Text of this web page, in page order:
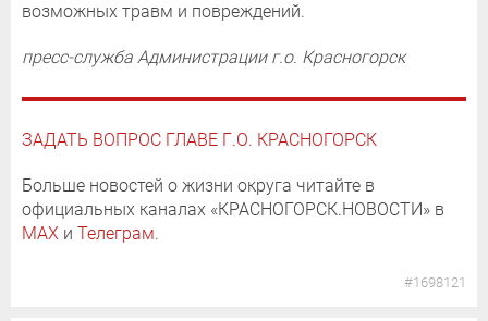
возможных травм и повреждений.
пресс-служба Администрации г.о. Красногорск
ЗАДАТЬ ВОПРОС ГЛАВЕ Г.О. КРАСНОГОРСК
Больше новостей о жизни округа читайте в
официальных каналах «КРАСНОГОРСК.НОВОСТИ» в
MAX и Телеграм.
#1698121